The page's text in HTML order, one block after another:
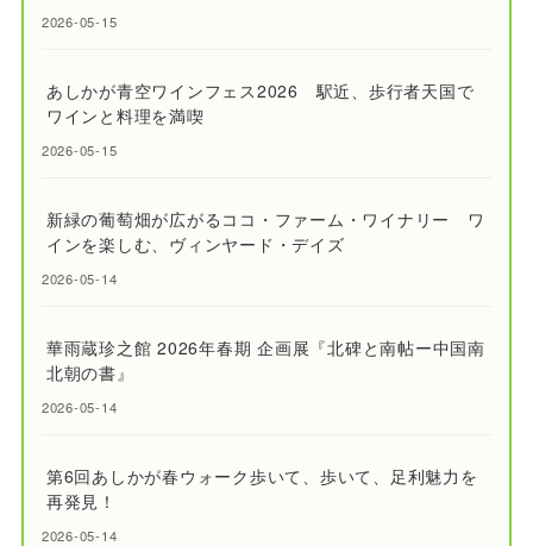
2026-05-15
あしかが青空ワインフェス2026 駅近、歩行者天国で
ワインと料理を満喫
2026-05-15
新緑の葡萄畑が広がるココ・ファーム・ワイナリー ワ
インを楽しむ、ヴィンヤード・デイズ
2026-05-14
華雨蔵珍之館 2026年春期 企画展『北碑と南帖ー中国南
北朝の書』
2026-05-14
第6回あしかが春ウォーク歩いて、歩いて、足利魅力を
再発見！
2026-05-14